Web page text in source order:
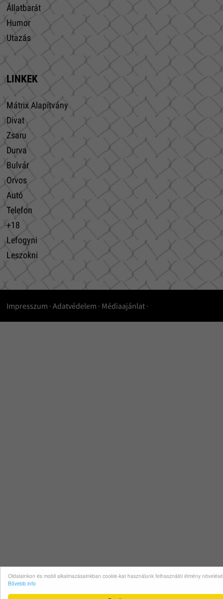
Oldalainkon és mobil alkalmazásainkban cookie-kat használunk felhasználói élmény
Bővebb info
Állatbarát
Humor
Utazás
LINKEK
Mátrix Alapítvány
Divat
Zsaru
Durva
Bulvár
Orvos
Autó
Telefon
+18
Lefogyni
Leszokni
Impresszum · Adatvédelem · Médiaajánlat·